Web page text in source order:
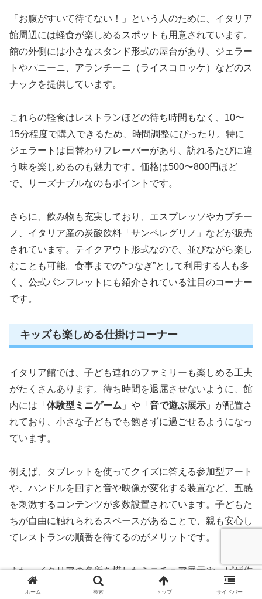
「お腹がすいて待てない！」という人のために、イタリア
館周辺には軽食が楽しめるスポットも用意されています。
館の外側には小さなスタンド形式の屋台があり、ジェラー
トやパニーニ、アランチーニ（ライスコロッケ）などのス
ナックを提供しています。
これらの軽食はレストランほどの待ち時間もなく、10〜
15分程度で購入できるため、時間調整にぴったり。特に
ジェラートは日替わりフレーバーがあり、訪れるたびに違
う味を楽しめるのも魅力です。価格は500〜800円ほど
で、リーズナブルなのもポイントです。
さらに、飲み物も充実しており、エスプレッソやカプチー
ノ、イタリア産の炭酸飲料「サンペレグリノ」などが販売
されています。テイクアウト形式なので、並びながら楽し
むことも可能。食事までの“つなぎ”として利用する人も多
く、公式パンフレットにも紹介されている注目のコーナー
です。
キッズも楽しめる仕掛けコーナー
イタリア館では、子ども連れのファミリーも楽しめる工夫
がたくさんあります。待ち時間を退屈させないように、館
内には「 体験型ミニゲーム 」や「 音で遊ぶ展示 」が配置さ
れており、小さな子どもでも飽きずに過ごせるようになっ
ています。
例えば、タブレットを使ってクイズに答える参加型アート
や、ハンドルを回すと音や映像が変化する装置など、五感
を刺激するコンテンツが多数設置されています。子どもた
ちが自由に触れられるスペースがあることで、親も安心し
てレストランの順番を待てるのがメリットです。
また、イタリアの名所を模したミニチュア展示や、ピザ作
りの工程を学べる映像コーナーなど、食育的な要素も取り
ホーム 検索 トップ サイドバー